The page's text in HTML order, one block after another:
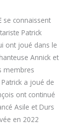
se connaissent
Patrick
ont joué dans le
Annick et
membres
a joué de
ont continué
Asile et Durs
en 2022